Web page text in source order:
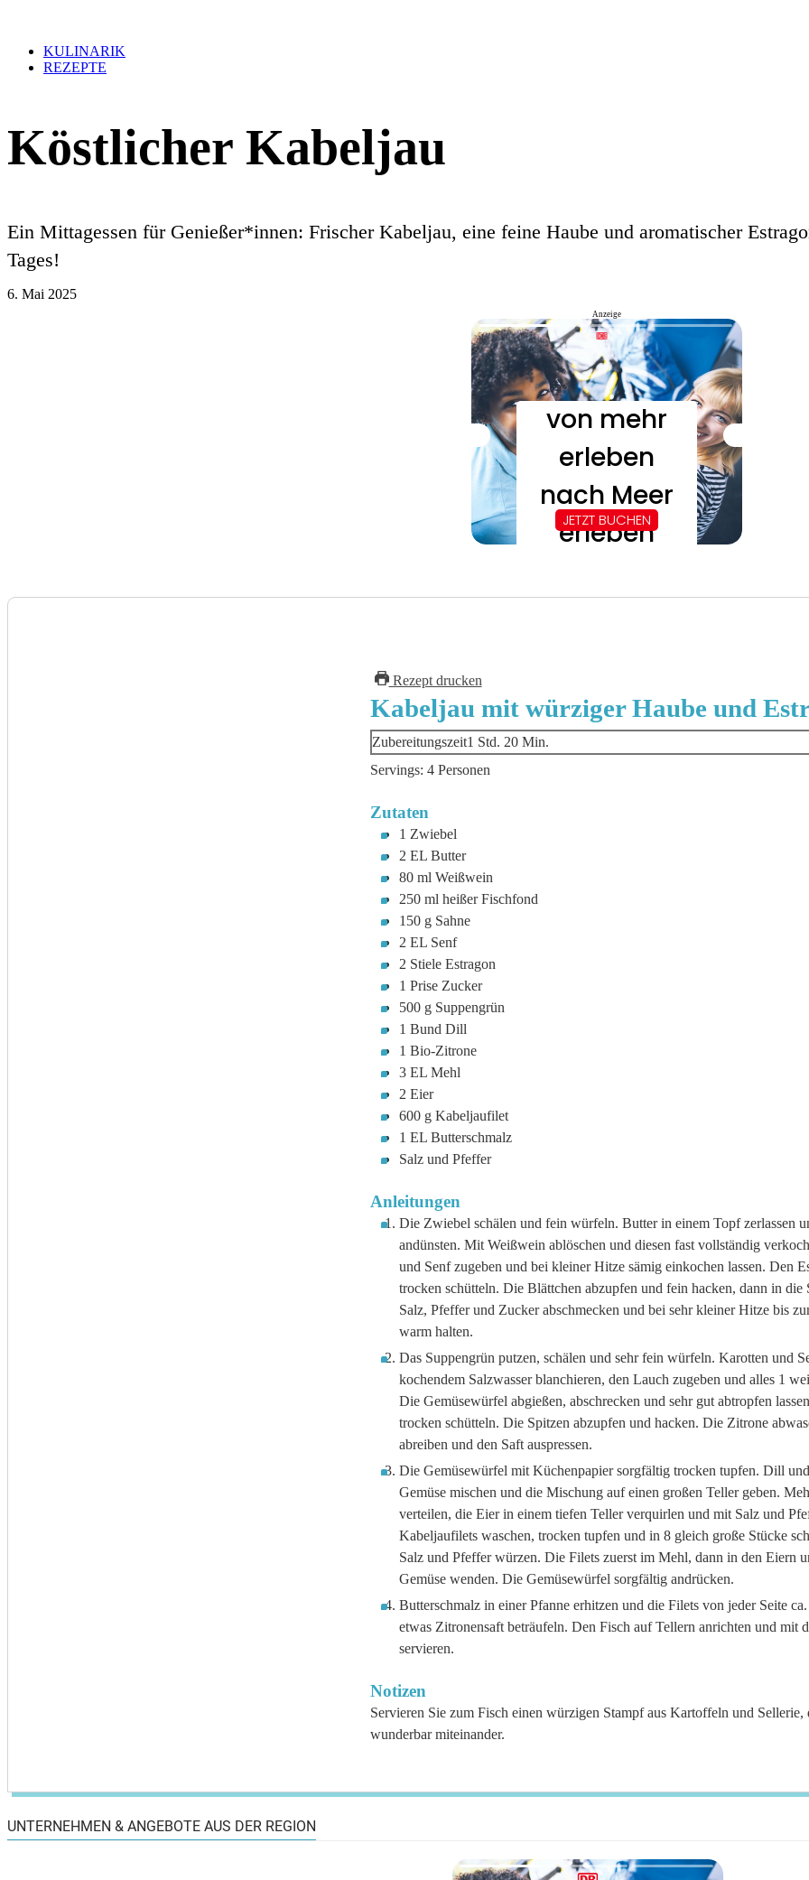
KULINARIK
REZEPTE
Köstlicher Kabeljau
Ein Mittagessen für Genießer*innen: Frischer Kabeljau, eine feine Haube und aromatischer
Tages!
6. Mai 2025
Anzeige
Rezept drucken
Kabeljau mit würziger Haube und
Zubereitungszeit1 Stunde
Std. 20Minuten
Min.
Servings: 4 Personen
Zutaten
1 Zwiebel
2 EL Butter
80 ml Weißwein
250 ml heißer Fischfond
150 g Sahne
2 EL Senf
2 Stiele Estragon
1 Prise Zucker
500 g Suppengrün
1 Bund Dill
1 Bio-Zitrone
3 EL Mehl
2 Eier
600 g Kabeljaufilet
1 EL Butterschmalz
Salz und Pfeffer
Anleitungen
Die Zwiebel schälen und fein würfeln. Butter in einem Topf zerlassen
andünsten. Mit Weißwein ablöschen und diesen fast vollständig
und Senf zugeben und bei kleiner Hitze sämig einkochen lassen. Den
trocken schütteln. Die Blättchen abzupfen und fein hacken, dann in die
Salz, Pfeffer und Zucker abschmecken und bei sehr kleiner Hitze bis
warm halten.
Das Suppengrün putzen, schälen und sehr fein würfeln. Karotten und
kochendem Salzwasser blanchieren, den Lauch zugeben und alles 1
Die Gemüsewürfel abgießen, abschrecken und sehr gut abtropfen
trocken schütteln. Die Spitzen abzupfen und hacken. Die Zitrone
abreiben und den Saft auspressen.
Die Gemüsewürfel mit Küchenpapier sorgfältig trocken tupfen. Dill
Gemüse mischen und die Mischung auf einen großen Teller geben.
verteilen, die Eier in einem tiefen Teller verquirlen und mit Salz und
Kabeljaufilets waschen, trocken tupfen und in 8 gleich große Stücke
Salz und Pfeffer würzen. Die Filets zuerst im Mehl, dann in den Eiern
Gemüse wenden. Die Gemüsewürfel sorgfältig andrücken.
Butterschmalz in einer Pfanne erhitzen und die Filets von jeder Seite
etwas Zitronensaft beträufeln. Den Fisch auf Tellern anrichten und mit
servieren.
Notizen
Servieren Sie zum Fisch einen würzigen Stampf aus Kartoffeln und
wunderbar miteinander.